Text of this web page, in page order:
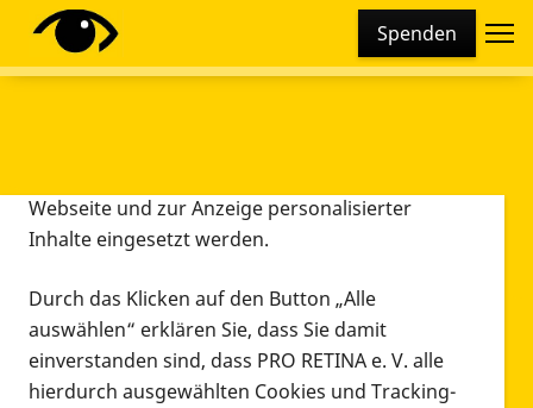
Spenden
Diese Webseite setzt verschiedene Cookies und
Tracking-Tools ein. Dies beinhaltet Cookies und
Webseite und zur Anzeige personalisierter
Inhalte eingesetzt werden.
Durch das Klicken auf den Button „Alle
auswählen“ erklären Sie, dass Sie damit
einverstanden sind, dass PRO RETINA e. V. alle
hierdurch ausgewählten Cookies und Tracking-